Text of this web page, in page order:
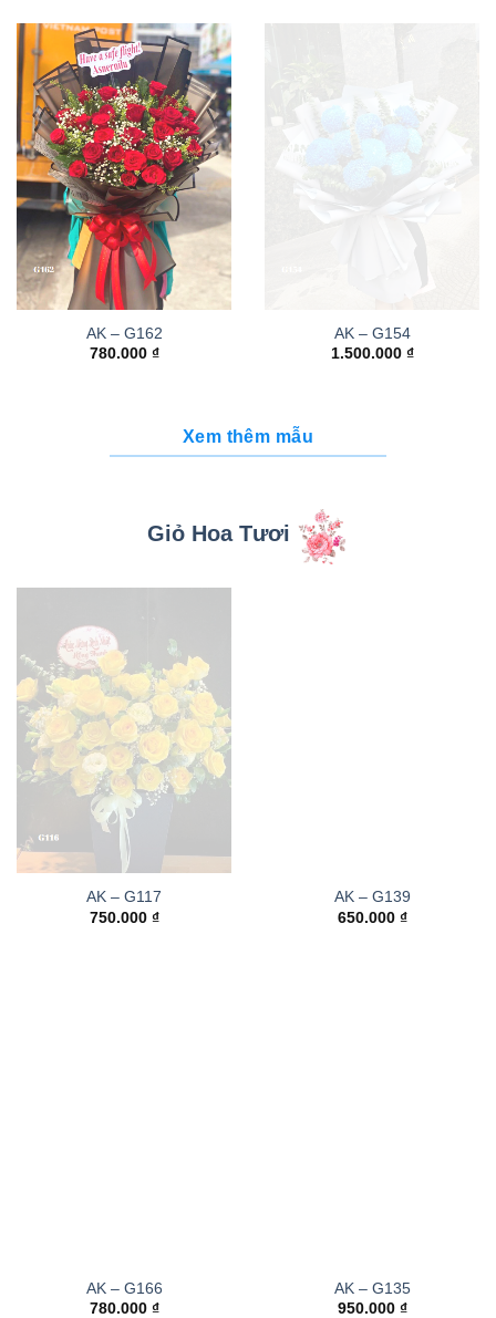
AK – G162
780.000 ₫
AK – G154
1.500.000 ₫
Xem thêm mẫu
Giỏ Hoa Tươi
AK – G117
750.000 ₫
AK – G139
650.000 ₫
AK – G166
780.000 ₫
AK – G135
950.000 ₫